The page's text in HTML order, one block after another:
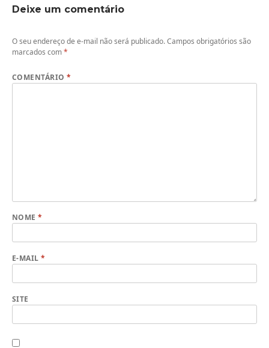
Deixe um comentário
O seu endereço de e-mail não será publicado.Campos obrigatórios são
marcados com*
COMENTÁRIO*
NOME*
E-MAIL*
SITE